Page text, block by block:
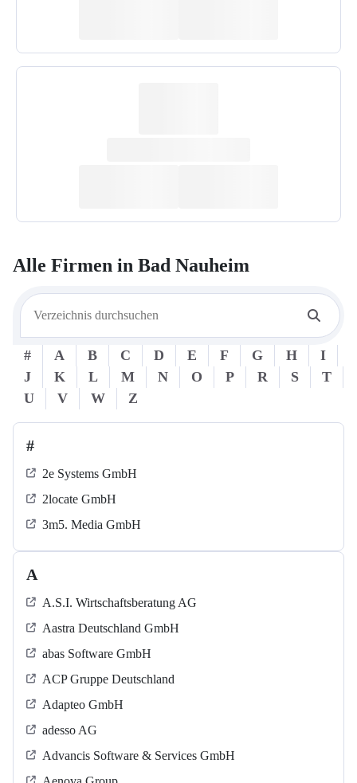
Alle Firmen in Bad Nauheim
# A B C D E F G H
I
J
K L M N O P R S
T
U
V W Z
#
2e Systems GmbH
2locate GmbH
3m5. Media GmbH
A
A.S.I. Wirtschaftsberatung AG
Aastra Deutschland GmbH
abas Software GmbH
ACP Gruppe Deutschland
Adapteo GmbH
adesso AG
Advancis Software & Services GmbH